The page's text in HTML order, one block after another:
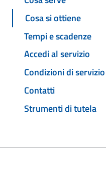
Cosa si ottiene
Tempi e scadenze
Accedi al servizio
Condizioni di servizio
Contatti
Strumenti di tutela